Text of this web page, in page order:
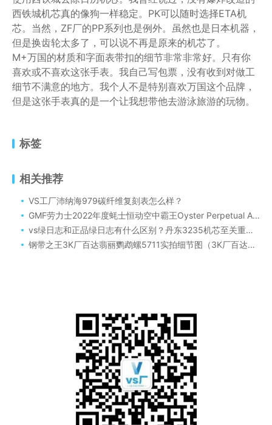
西铁城机芯真的像狗一样稳定。PK可以随时选择ETA机
芯。当然，ZF厂的PP系列也是例外。虽然也是日本机器，
但是换齿轮太多了，可以说不再是原来的机芯了。
M+万国的材质和字面表带扣的细节非常非常好。只有你
喜欢或不喜欢这张手表。我自己写包票，没有收到对做工
细节不满意的地方。我个人不是特别喜欢万国这个品牌，
但是这张手表真的是一个让我想带他去游泳旅游的玩物。
标签
相关推荐
VS工厂沛纳海979碳纤维复刻表怎么样？
GMF劳力士2022年度蚝士恒动空中霸王Oyster Perpetual Air-Kingz评测
vs绿日志和正品绿日志有什么区别？丹东3235机芯至关重要！
钢带之王3K厂百达翡丽鹦鹉螺5711实拍细节图（3K厂百达翡丽鹦鹉螺系列5711评测）